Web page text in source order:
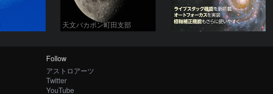
天文バカボン町田支部
Follow
アストロアーツ
Twitter
YouTube